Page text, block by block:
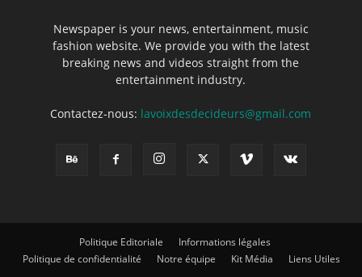
Newspaper is your news, entertainment, music
fashion website. We provide you with the latest
breaking news and videos straight from the
entertainment industry.
Contactez-nous: lavoixdesdecideurs@gmail.com
Politique Editoriale
Informations légales
Politique de confidentialité
Notre équipe Kit Média Liens Utiles